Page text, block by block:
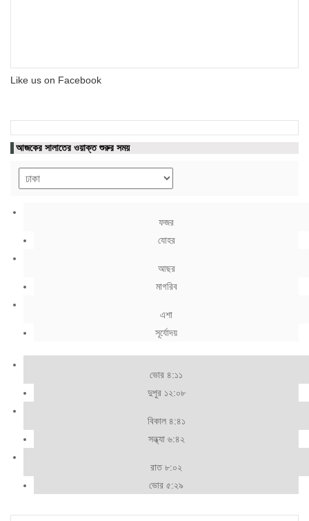
Like us on Facebook
আজকের সালাতের ওয়াক্ত শুরুর সময়
ফজর
যোহর
আছর
মাগরিব
এশা
সূর্যোদয়
ভোর ৪:১১
দুপুর ১২:০৮
বিকাল ৪:৪১
সন্ধ্যা ৬:৪২
রাত ৮:০২
ভোর ৫:২৯